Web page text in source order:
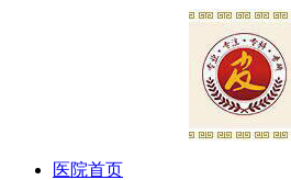
医院首页